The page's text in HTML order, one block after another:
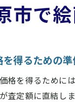
市で
得るための
格を得るために
査定額に直結し